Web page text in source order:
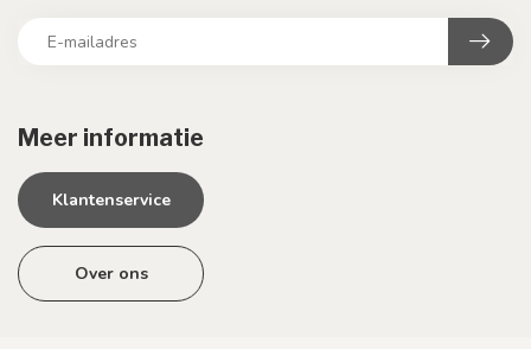
Meer informatie
Klantenservice
Over ons